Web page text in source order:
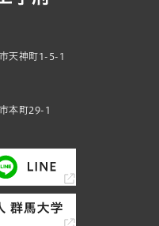
天神町1-5-1
本町29-1